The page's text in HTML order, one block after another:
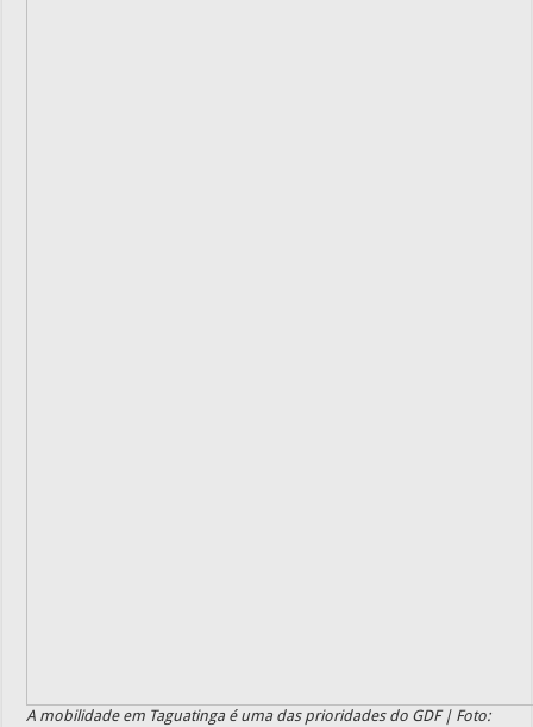
A mobilidade em Taguatinga é uma das prioridades do GDF | Foto: